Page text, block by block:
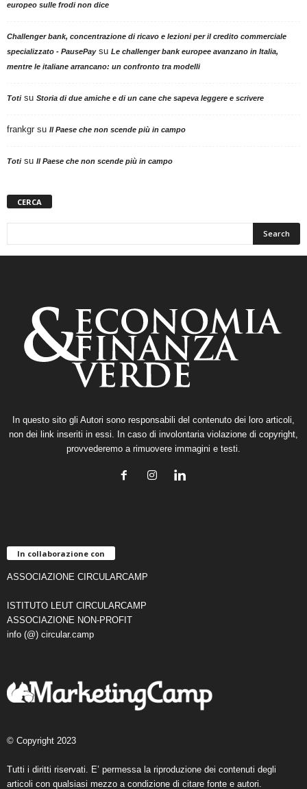
europeo sulle frodi non dice
Challenger bank, concentrazione di ricavo e lezioni per il credito commerciale
specializzato - PausePaysu Le challenger bank europee avanzano in Italia,
mentre le italiane arrancano: un confronto tra modelli
Totisu Storia di due amiche e di un cane che sapeva leggere e scrivere
frankgr su Il Paese che non scende più in campo
Totisu Il Paese che non scende più in campo
CERCA
In questo sito gli Autori sono responsabili del contenuto dei loro articoli,
non dei link inseriti in essi. In caso di involontaria violazione di copyright,
provvederemo a rimuovere immagini e testi.
In collaborazione con
ASSOCIAZIONE CIRCULARCAMP
ISTITUTO LEUT CIRCULARCAMP
ASSOCIAZIONE NON-PROFIT
info (@) circular.camp
© Copyright 2023
Tutti i diritti riservati. E’ permessa la riproduzione dei contenuti degli
articoli con qualsiasi mezzo a condizione di citare fonte e autori.